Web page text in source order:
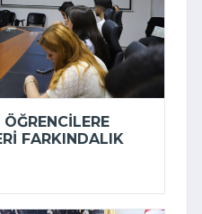
FARKINDALIK